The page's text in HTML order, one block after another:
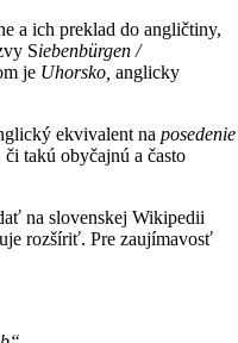
a ich preklad do angličtiny,
Siebenbürgen /
je Uhorsko, anglicky
ekvivalent na posedenie
či takú obyčajnú a často
na slovenskej Wikipedii
rozšíriť. Pre zaujímavosť